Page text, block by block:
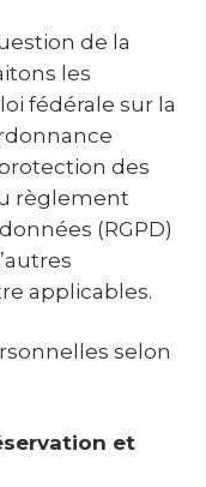
de la
les
fédérale sur la
des
règlement
(RGPD)
applicables.
selon
et